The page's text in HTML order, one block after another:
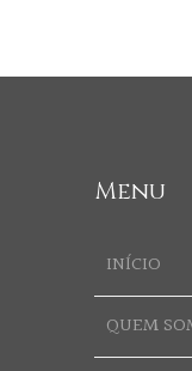
Menu
INÍCIO
QUEM